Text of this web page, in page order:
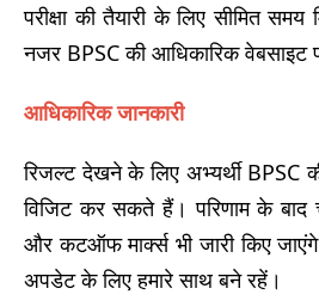
परीक्षा की तैयारी के लिए सीमित
नजर BPSC की आधिकारिक वेबसाइट
आधिकारिक जानकारी
रिजल्ट देखने के लिए अभ्यर्थी BPSC
विजिट कर सकते हैं। परिणाम के बाद
और कटऑफ मार्क्स भी जारी किए
अपडेट के लिए हमारे साथ बने रहें।